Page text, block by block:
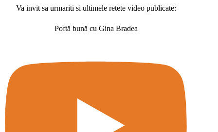
Va invit sa urmariti si ultimele retete video publicate:
Poftă bună cu Gina Bradea